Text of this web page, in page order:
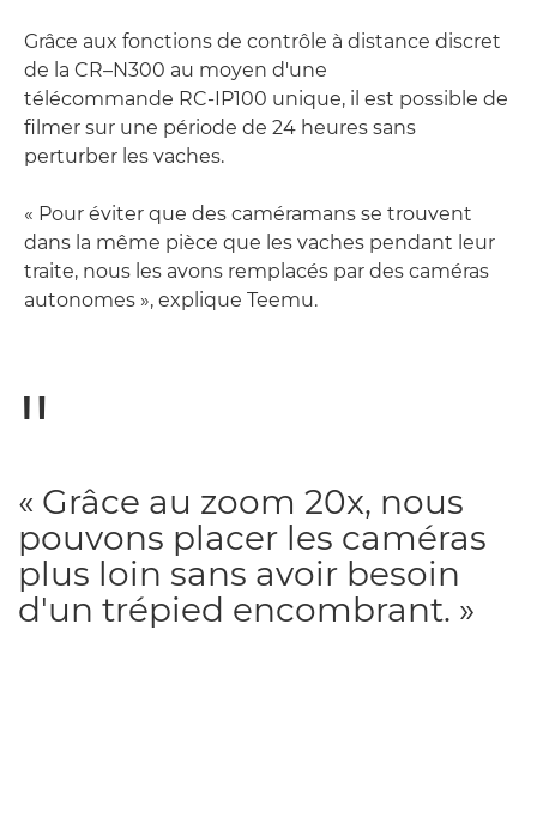
Grâce aux fonctions de contrôle à distance discret
de la CR–N300 au moyen d'une
télécommande RC-IP100 unique, il est possible de
filmer sur une période de 24 heures sans
perturber les vaches.
« Pour éviter que des caméramans se trouvent
dans la même pièce que les vaches pendant leur
traite, nous les avons remplacés par des caméras
autonomes », explique Teemu.
« Grâce au zoom 20x, nous
pouvons placer les caméras
plus loin sans avoir besoin
d'un trépied encombrant. »